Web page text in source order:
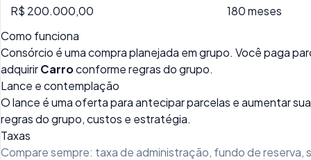
R$ 200.000,00 180 meses
Como funciona
Consórcio é uma compra planejada em grupo. Você paga
adquirirCarroconforme regras do grupo.
Lance e contemplação
O lance é uma oferta para antecipar parcelas e aumentar
regras do grupo, custos e estratégia.
Taxas
Compare sempre: taxa de administração, fundo de reserva,